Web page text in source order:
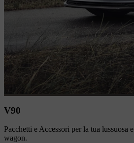
V90
Pacchetti e Accessori per la tua lussuosa
wagon.